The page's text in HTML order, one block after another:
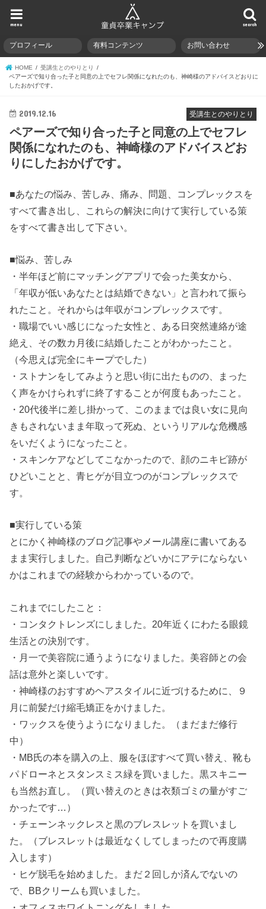
search
menu
プロフィール 有料コンテンツ お問い合わせ
HOME
受講生とのやりとり
ペアーズで知り合った子と同意の上でセフレ関係になれたのも、神崎様のアドバイスどおりに
したおかげです。
受講生とのやりとり
2019.12.16
ペアーズで知り合った子と同意の上でセフレ
関係になれたのも、神崎様のアドバイスどお
りにしたおかげです。
■あなたの悩み、苦しみ、痛み、問題、コンプレックスを
すべて書き出し、これらの解決に向けて実行している策
をすべて書き出して下さい。
■悩み、苦しみ
・半年ほど前にマッチングアプリで会った美女から、
「年収が低いあなたとは結婚できない」と言われて振ら
れたこと。それからは年収がコンプレックスです。
・職場でいい感じになった女性と、ある日突然連絡が途
絶え、その数カ月後に結婚したことがわかったこと。
（今思えば完全にキープでした）
・ストナンをしてみようと思い街に出たものの、まった
く声をかけられずに終了することが何度もあったこと。
・20代後半に差し掛かって、このままでは良い女に見向
きもされないまま年取って死ぬ、というリアルな危機感
をいだくようになったこと。
・スキンケアなどしてこなかったので、顔のニキビ跡が
ひどいことと、青ヒゲが目立つのがコンプレックスで
す。
■実行している策
とにかく神崎様のブログ記事やメール講座に書いてある
まま実行しました。自己判断などいかにアテにならない
かはこれまでの経験からわかっているので。
これまでにしたこと：
・コンタクトレンズにしました。20年近くにわたる眼鏡
生活との決別です。
・月一で美容院に通うようになりました。美容師との会
話は意外と楽しいです。
・神崎様のおすすめヘアスタイルに近づけるために、９
月に前髪だけ縮毛矯正をかけました。
・ワックスを使うようになりました。（まだまだ修行
中）
・MB氏の本を購入の上、服をほぼすべて買い替え、靴も
パドローネとスタンスミス緑を買いました。黒スキニー
も当然お直し。（買い替えのときは衣類ゴミの量がすご
かったです…）
・チェーンネックレスと黒のブレスレットを買いまし
た。（ブレスレットは最近なくしてしまったので再度購
入します）
・ヒゲ脱毛を始めました。まだ２回しか済んでないの
で、BBクリームも買いました。